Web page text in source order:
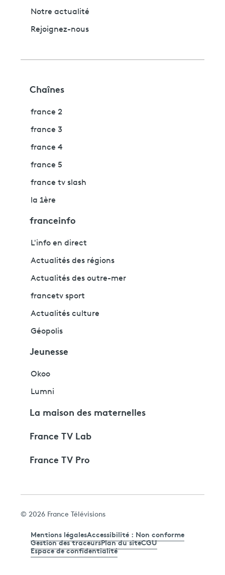
Notre actualité
Rejoignez-nous
Chaînes
france 2
france 3
france 4
france 5
france tv slash
la 1ère
franceinfo
L'info en direct
Actualités des régions
Actualités des outre-mer
francetv sport
Actualités culture
Géopolis
Jeunesse
Okoo
Lumni
La maison des maternelles
France TV Lab
France TV Pro
© 2026 France Télévisions
Mentions légalesAccessibilité : Non conforme
Gestion des traceursPlan du siteCGU
Espace de confidentialité